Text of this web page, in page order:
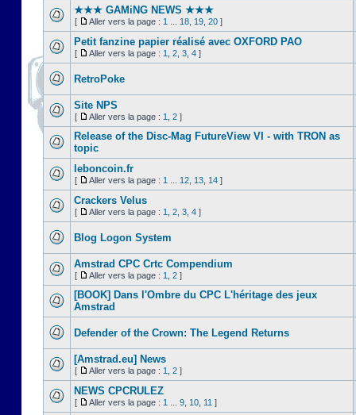
★★★ GAMiNG NEWS ★★★
[ Aller vers la page : 1 18 19 20 ]
Petit fanzine papier réalisé avec OXFORD PAO
[ Aller vers la page : 1 2 3 4 ]
RetroPoke
Site NPS
[ Aller vers la page : 1 2 ]
Release of the Disc-Mag FutureView VI - with TRON as
topic
leboncoin.fr
[ Aller vers la page : 1 12 13 14 ]
Crackers Velus
[ Aller vers la page : 1 2 3 4 ]
Blog Logon System
Amstrad CPC Crtc Compendium
[ Aller vers la page : 1 2 ]
[BOOK] Dans l'Ombre du CPC L'héritage des jeux
Amstrad
Defender of the Crown: The Legend Returns
[Amstrad.eu] News
[ Aller vers la page : 1 2 ]
NEWS CPCRULEZ
[ Aller vers la page : 1 9 10 11 ]